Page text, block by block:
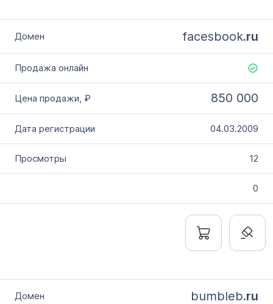
facesbook.ru
850 000
04.03.2009
12
0
bumbleb.ru